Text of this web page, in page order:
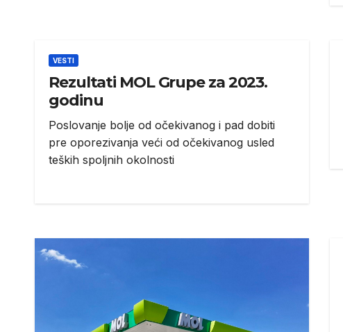
VESTI
Rezultati MOL Grupe za 2023.
godinu
Poslovanje bolje od očekivanog i pad dobiti
pre oporezivanja veći od očekivanog usled
teških spoljnih okolnosti